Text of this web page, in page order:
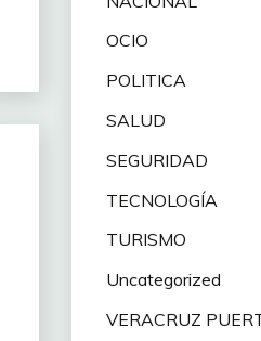
OCIO
POLITICA
SALUD
SEGURIDAD
TECNOLOGÍA
TURISMO
Uncategorized
VERACRUZ